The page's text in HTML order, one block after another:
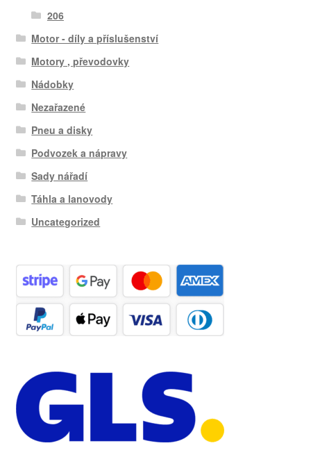
206
Motor - díly a příslušenství
Motory , převodovky
Nádobky
Nezařazené
Pneu a disky
Podvozek a nápravy
Sady nářadí
Táhla a lanovody
Uncategorized